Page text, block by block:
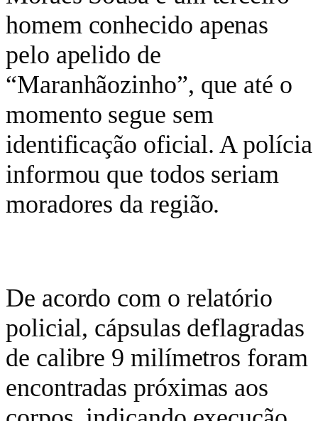
homem conhecido apenas
pelo apelido de
“Maranhãozinho”, que até o
momento segue sem
identificação oficial. A polícia
informou que todos seriam
moradores da região.
De acordo com o relatório
policial, cápsulas deflagradas
de calibre 9 milímetros foram
encontradas próximas aos